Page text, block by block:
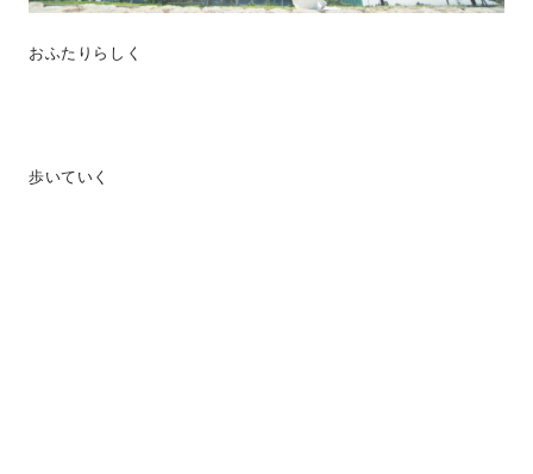
おふたりらしく
歩いていく